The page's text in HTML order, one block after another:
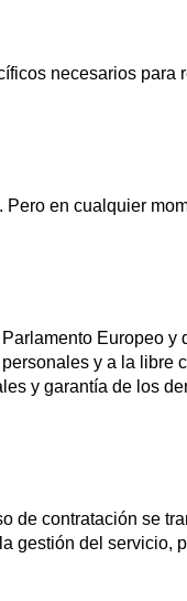
necesarios para
en cualquier
Europeo y
y a la libre
y garantía de los
de contratación se
gestión del servicio,